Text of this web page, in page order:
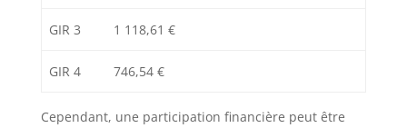
GIR 3 1 118,61 €
GIR 4 746,54 €
Cependant, une participation financière peut être